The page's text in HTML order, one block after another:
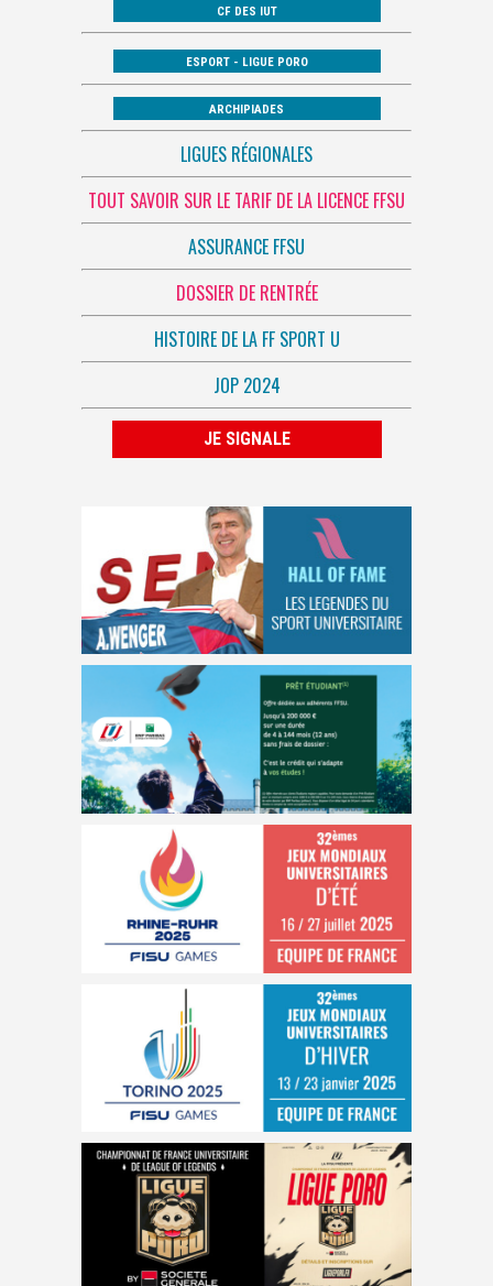
CF DES IUT
ESPORT - LIGUE PORO
ARCHIPIADES
LIGUES RÉGIONALES
TOUT SAVOIR SUR LE TARIF DE LA LICENCE FFSU
ASSURANCE FFSU
DOSSIER DE RENTRÉE
HISTOIRE DE LA FF SPORT U
JOP 2024
JE SIGNALE